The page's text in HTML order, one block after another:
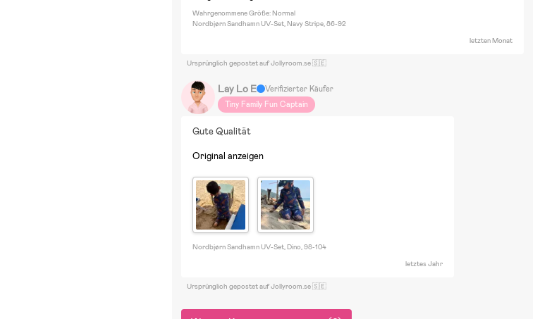
Wahrgenommene Größe: Normal
Nordbjørn Sandhamn UV-Set, Navy Stripe, 86-92
letzten Monat
Ursprünglich gepostet auf Jollyroom.se 🇸🇪
Lay Lo E
Verifizierter Käufer
Tiny Family Fun Captain
Gute Qualität
Original anzeigen
Nordbjørn Sandhamn UV-Set, Dino, 98-104
letztes Jahr
Ursprünglich gepostet auf Jollyroom.se 🇸🇪